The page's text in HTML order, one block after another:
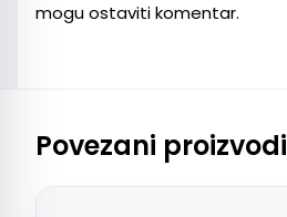
mogu ostaviti komentar.
Povezani proizvodi